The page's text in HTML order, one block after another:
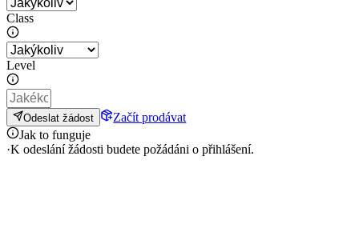
Class
Level
Odeslat žádost
Začít prodávat
Jak to funguje
·K odeslání žádosti budete požádáni o přihlášení.